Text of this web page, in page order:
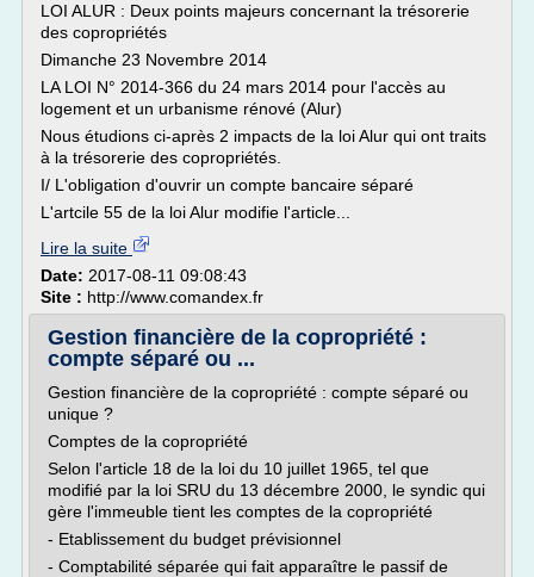
LOI ALUR : Deux points majeurs concernant la trésorerie
des copropriétés
Dimanche 23 Novembre 2014
LA LOI N° 2014-366 du 24 mars 2014 pour l'accès au
logement et un urbanisme rénové (Alur)
Nous étudions ci-après 2 impacts de la loi Alur qui ont traits
à la trésorerie des copropriétés.
I/ L'obligation d'ouvrir un compte bancaire séparé
L'artcile 55 de la loi Alur modifie l'article...
Lire la suite
Date: 2017-08-11 09:08:43
Site : http://www.comandex.fr
Gestion financière de la copropriété :
compte séparé ou ...
Gestion financière de la copropriété : compte séparé ou
unique ?
Comptes de la copropriété
Selon l'article 18 de la loi du 10 juillet 1965, tel que
modifié par la loi SRU du 13 décembre 2000, le syndic qui
gère l'immeuble tient les comptes de la copropriété
- Etablissement du budget prévisionnel
- Comptabilité séparée qui fait apparaître le passif de